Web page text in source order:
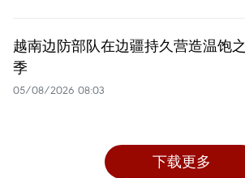
越南边防部队在边疆持久营造温饱之
季
05/08/2026 08:03
下载更多